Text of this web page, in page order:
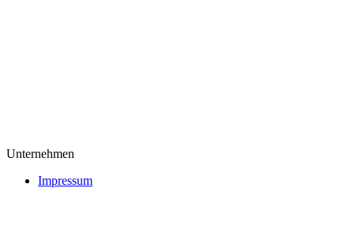
Unternehmen
Impressum